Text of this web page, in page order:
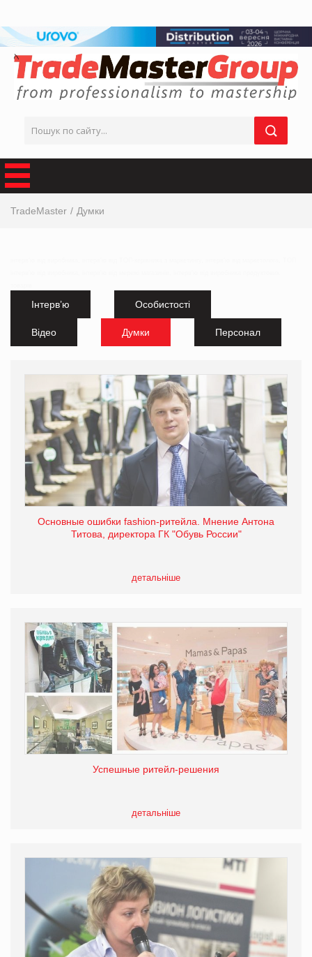
TradeMaster Думки
Інтерв’ю Особистості
Відео Думки Персонал
Основные ошибки fashion-ритейла. Мнение Антона
Титова, директора ГК "Обувь России"
детальніше
Успешные ритейл-решения
детальніше